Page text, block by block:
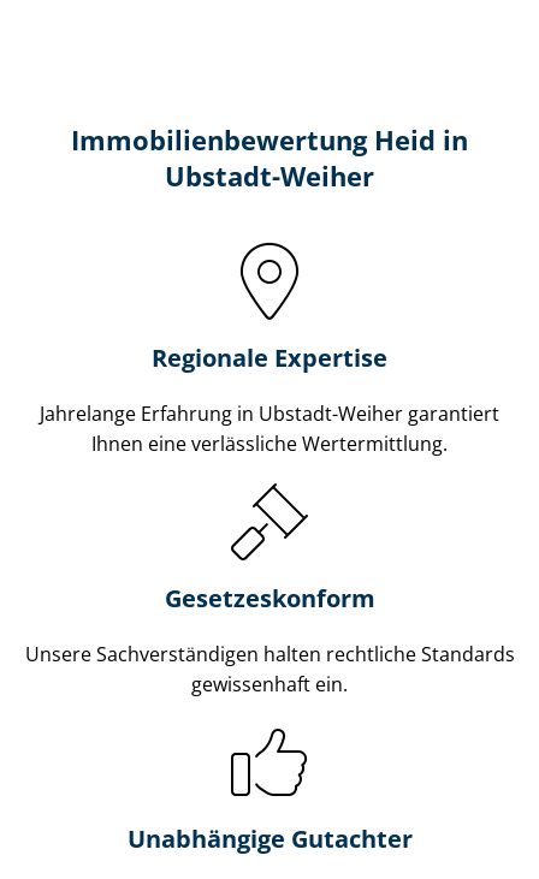
Immobilien­bewertung Heid in
Ubstadt-Weiher
Regionale Expertise
Jahrelange Erfahrung in Ubstadt-Weiher garantiert
Ihnen eine verlässliche Wertermittlung.
Gesetzes­konform
Unsere Sach­ver­stän­di­gen halten rechtliche Standards
gewissenhaft ein.
Unabhängige Gutachter